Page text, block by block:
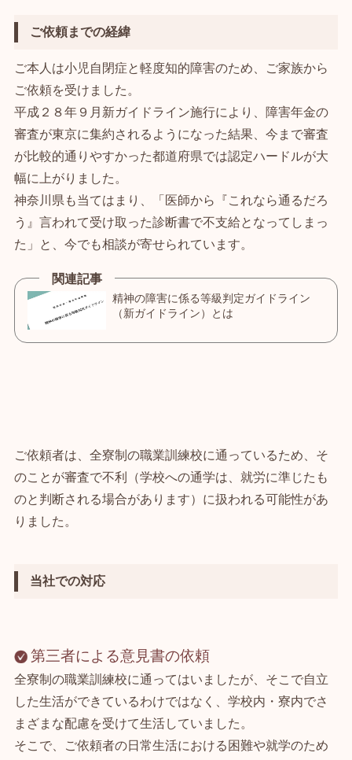
ご依頼までの経緯
ご本人は小児自閉症と軽度知的障害のため、ご家族から
ご依頼を受けました。
平成２８年９月新ガイドライン施行により、障害年金の
審査が東京に集約されるようになった結果、今まで審査
が比較的通りやすかった都道府県では認定ハードルが大
幅に上がりました。
神奈川県も当てはまり、「医師から『これなら通るだろ
う』言われて受け取った診断書で不支給となってしまっ
た」と、今でも相談が寄せられています。
ご依頼者は、全寮制の職業訓練校に通っているため、そ
のことが審査で不利（学校への通学は、就労に準じたも
のと判断される場合があります）に扱われる可能性があ
りました。
当社での対応
第三者による意見書の依頼
全寮制の職業訓練校に通ってはいましたが、そこで自立
した生活ができているわけではなく、学校内・寮内でさ
まざまな配慮を受けて生活していました。
そこで、ご依頼者の日常生活における困難や就学のため